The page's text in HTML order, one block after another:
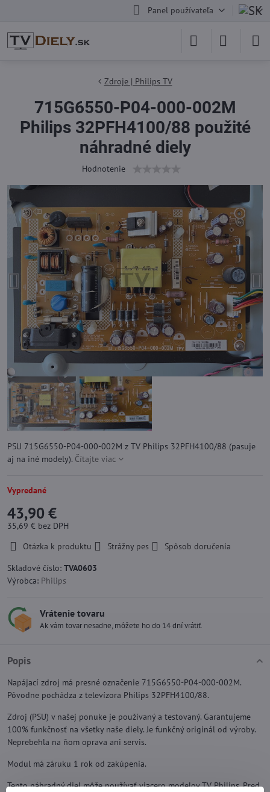
Panel používateľa
Zdroje | Philips TV
715G6550-P04-000-002M
Philips 32PFH4100/88 použité
náhradné diely
Hodnotenie
PSU 715G6550-P04-000-002M z TV Philips 32PFH4100/88 (pasuje
aj na iné modely). Čítajte viac
Vypredané
43,90 €
35,69 € bez DPH
Otázka k produktu
Strážny pes
Spôsob doručenia
Skladové číslo: TVA0603
Výrobca: Philips
Vrátenie tovaru
Ak vám tovar nesadne, môžete ho do 14 dní vrátiť.
Popis
Napájací zdroj má presné označenie 715G6550-P04-000-002M.
Pôvodne pochádza z televízora Philips 32PFH4100/88.
Zdroj (PSU) v našej ponuke je používaný a testovaný. Garantujeme
100% funkčnosť na všetky naše diely. Je funkčný originál od výroby.
Neprebehla na ňom oprava ani servis.
Modul má záruku 1 rok od zakúpenia.
Tento náhradný diel môže používať viacero modelov TV Philips. Pred